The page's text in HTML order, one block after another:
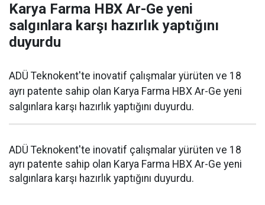
Karya Farma HBX Ar-Ge yeni
salgınlara karşı hazırlık yaptığını
duyurdu
ADÜ Teknokent'te inovatif çalışmalar yürüten ve 18
ayrı patente sahip olan Karya Farma HBX Ar-Ge yeni
salgınlara karşı hazırlık yaptığını duyurdu.
ADÜ Teknokent'te inovatif çalışmalar yürüten ve 18
ayrı patente sahip olan Karya Farma HBX Ar-Ge yeni
salgınlara karşı hazırlık yaptığını duyurdu.